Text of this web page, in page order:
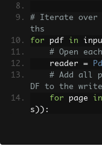
# Iterate
ths
for pdf in
# Open
    reader
=
# Add all
DF to the
for page in
s )):